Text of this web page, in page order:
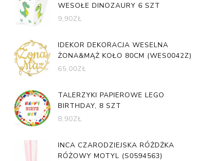
WESOŁE DINOZAURY 6 SZT
9,90ZŁ
IDEKOR DEKORACJA WESELNA
ŻONA&MĄŻ KOŁO 80CM (WES0042Z)
65,00ZŁ
TALERZYKI PAPIEROWE LEGO
BIRTHDAY, 8 SZT
8,90ZŁ
INCA CZARODZIEJSKA RÓŻDŻKA
RÓŻOWY MOTYL (S0594563)